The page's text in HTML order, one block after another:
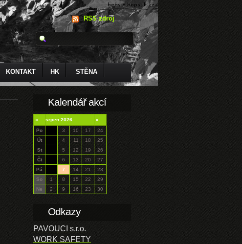
RSS zdroj
KONTAKT HK STĚNA
Kalendář akcí
« srpen 2026
»
Po
3 10 17
24
Út
4 11 18
25
St
5 12 19
26
Čt
6 13 20
27
Pá
7 14 21
28
So
1 8 15 22
29
Ne
2 9 16 23 30
Odkazy
PAVOUCI s.r.o.
WORK SAFETY